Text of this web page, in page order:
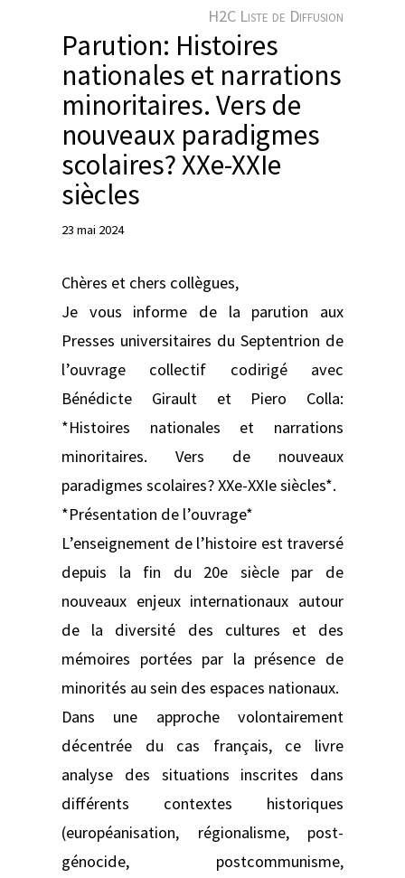
H2C Liste de Diffusion
Parution: Histoires
nationales et narrations
minoritaires. Vers de
nouveaux paradigmes
scolaires? XXe-XXIe
siècles
23 mai 2024
Chères et chers collègues,
Je vous informe de la parution aux
Presses universitaires du Septentrion de
l’ouvrage collectif codirigé avec
Bénédicte Girault et Piero Colla:
*Histoires nationales et narrations
minoritaires. Vers de nouveaux
paradigmes scolaires? XXe-XXIe siècles*.
*Présentation de l’ouvrage*
L’enseignement de l’histoire est traversé
depuis la fin du 20e siècle par de
nouveaux enjeux internationaux autour
de la diversité des cultures et des
mémoires portées par la présence de
minorités au sein des espaces nationaux.
Dans une approche volontairement
décentrée du cas français, ce livre
analyse des situations inscrites dans
différents contextes historiques
(européanisation, régionalisme, post-
génocide, postcommunisme,